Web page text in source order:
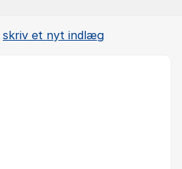
skriv et nyt indlæg